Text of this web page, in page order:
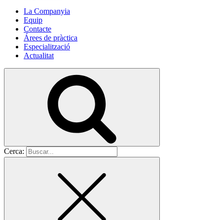
La Companyia
Equip
Contacte
Árees de pràctica
Especialització
Actualitat
Cerca: